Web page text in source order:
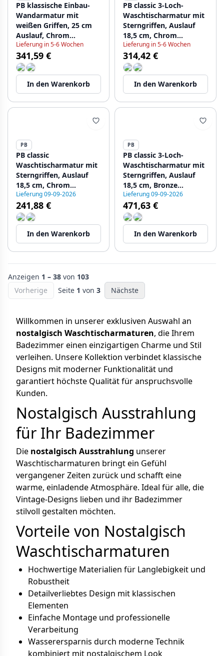
PB klassische Einbau-
Wandarmatur mit
weißen Griffen, 25 cm
Auslauf, Chrom
1208854382
Lieferung in 5-6 Wochen
341,59 €
In den Warenkorb
PB classic 3-Loch-
Waschtischarmatur mit
Sterngriffen, Auslauf
18,5 cm, Chrom
1208854922
Lieferung in 5-6 Wochen
314,42 €
In den Warenkorb
PB
PB classic
Waschtischarmatur mit
Sterngriffen, Auslauf
18,5 cm, Chrom
1208854932
Lieferung 09-09-2026
241,88 €
In den Warenkorb
PB
PB classic 3-Loch-
Waschtischarmatur mit
Sterngriffen, Auslauf
18,5 cm, Bronze
1208854942
Lieferung 09-09-2026
471,63 €
In den Warenkorb
Anzeigen 1 – 38 von 103
Vorherige
Seite 1 von 3 Nächste
Willkommen in unserer exklusiven Auswahl an
nostalgisch Waschtischarmaturen, die Ihrem
Badezimmer einen einzigartigen Charme und Stil
verleihen. Unsere Kollektion verbindet klassische
Designs mit moderner Funktionalität und
garantiert höchste Qualität für anspruchsvolle
Kunden.
Nostalgisch Ausstrahlung
für Ihr Badezimmer
Die nostalgisch Ausstrahlung unserer
Waschtischarmaturen bringt ein Gefühl
vergangener Zeiten zurück und schafft eine
warme, einladende Atmosphäre. Ideal für alle, die
Vintage-Designs lieben und ihr Badezimmer
stilvoll gestalten möchten.
Vorteile von Nostalgisch
Waschtischarmaturen
Hochwertige Materialien für Langlebigkeit und
Robustheit
Detailverliebtes Design mit klassischen
Elementen
Einfache Montage und professionelle
Verarbeitung
Wasserersparnis durch moderne Technik
kombiniert mit nostalgischem Look